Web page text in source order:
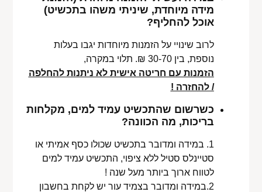
מידה מיוחדת, שיניתי משהו בתכשיט)
אוכל להחליף?
לרוב שינויי על הזמנות מיוחדות יגבו בעלות
נוספת, בין 30-70 ₪. תלוי במקרה,
הזמנות עם חריטה אישית לא ניתנות להחלפה
/ להחזרה !
כשרשום שהתכשיט עמיד למים, מקלחות
בריכות, מה הכוונה?
1. במידה ומדובר בתכשיט שכולו כסף אמיתי או
סטיינלס סטיל ללא ציפוי, התכשיט עמיד למים
לטווח ארוך ביותר מעל שנה !
2.במידה ומדובר בצמיד עור יש לקחת בחשבון